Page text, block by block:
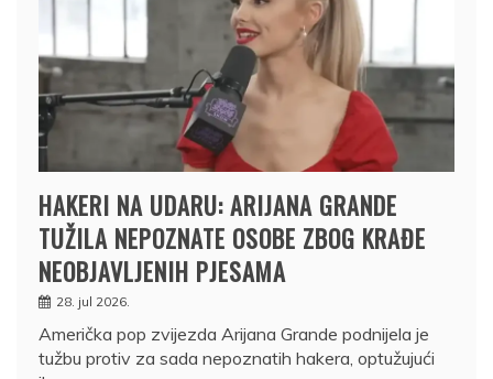
HAKERI NA UDARU: ARIJANA GRANDE
TUŽILA NEPOZNATE OSOBE ZBOG KRAĐE
NEOBJAVLJENIH PJESAMA
28. jul 2026.
Američka pop zvijezda Arijana Grande podnijela je
tužbu protiv za sada nepoznatih hakera, optužujući